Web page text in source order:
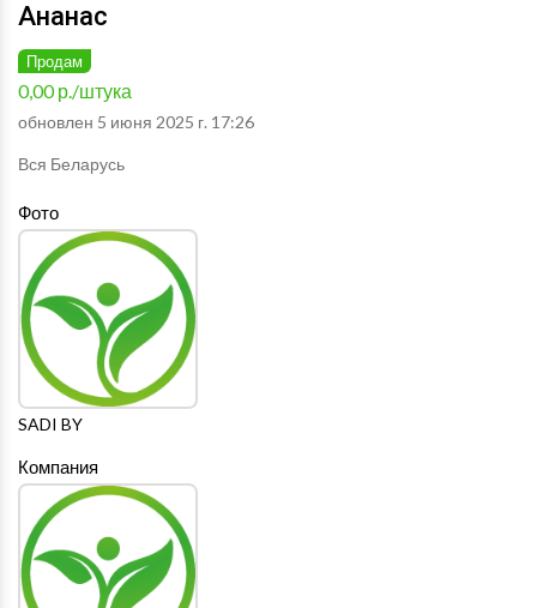
Ананас
Продам
0,00 р./штука
обновлен 5 июня 2025 г. 17:26
Вся Беларусь
Фото
SADI BY
Компания